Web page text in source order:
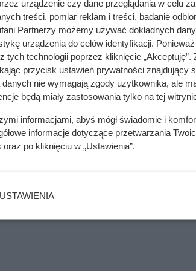
specjalnie przygotowana zaprawa
– od fundamentów po ściany.
okna, drzwi, instalacje wodno-
więźby dachowejze standardowym
i zrównoważonego rozwoju.
do kwoty 1055,1 mln dol. (w 2022 r.
w tym mieście była drukowana w
urządzenie czy dane przeglądania w celu
treści, pomiar reklam i treści, badanie
Partnerzy możemy używać dokładnych
urządzenia do celów identyfikacji.
tych technologii poprzez kliknięcie
przycisk ustawień prywatności znajdujący
danych nie wymagają zgody użytkownika, ale
będą miały zastosowania tylko na tej
informacjami, abyś mógł świadomie i
informacje dotyczące przetwarzania
oraz po kliknięciu w „Ustawienia”.
USTAWIENIA